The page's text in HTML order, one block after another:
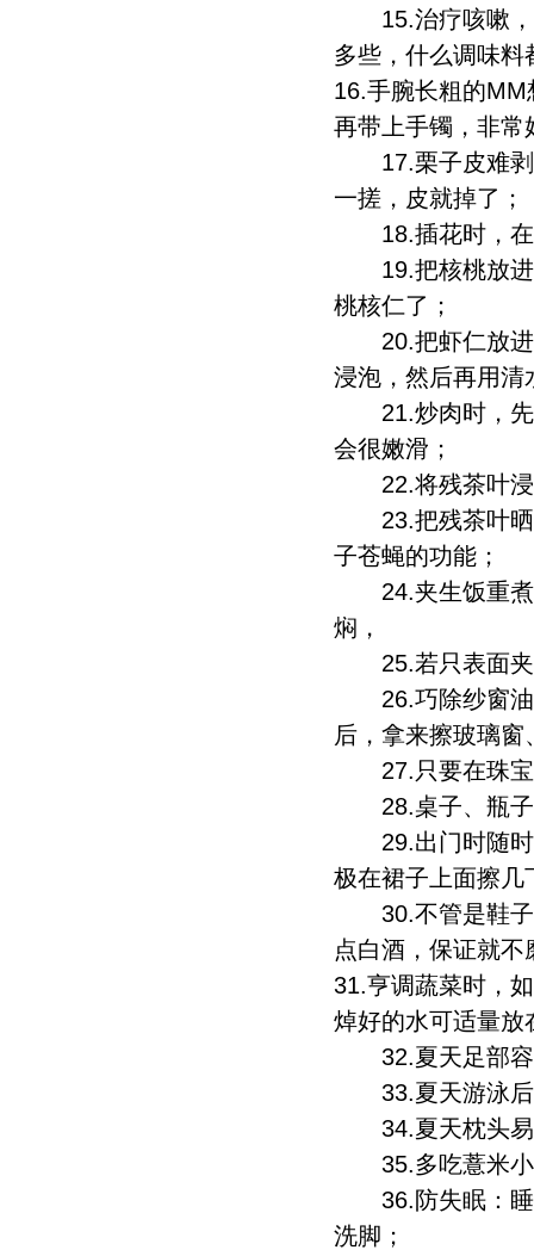
15.治疗咳嗽，
多些，什么调味
16.手腕长粗的
再带上手镯，非常
17.栗子皮难剥
一搓，皮就掉了；
18.插花时，在
19.把核桃放进
桃核仁了；
20.把虾仁放进
浸泡，然后再用清
21.炒肉时，先
会很嫩滑；
22.将残茶叶浸
23.把残茶叶晒
子苍蝇的功能；
24.夹生饭重煮
焖，
25.若只表面夹
26.巧除纱窗油
后，拿来擦玻璃
27.只要在珠宝
28.桌子、瓶子
29.出门时随时
极在裙子上面擦几
30.不管是鞋子
点白酒，保证就不
31.亨调蔬菜时，
焯好的水可适量放
32.夏天足部容
33.夏天游泳后
34.夏天枕头易
35.多吃薏米小
36.防失眠：睡
洗脚；